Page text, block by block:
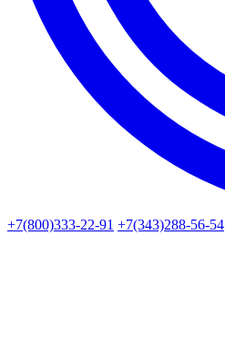
+7(800)333-22-91 +7(343)288-56-54